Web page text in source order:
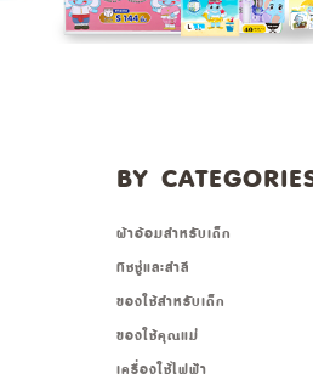
BY
ผ้าอ้อมสำหรับเด็ก
ทิชชู่และสำลี
ของใช้สำหรับเด็ก
ของใช้คุณแม่
เครื่องใช้ไฟฟ้า